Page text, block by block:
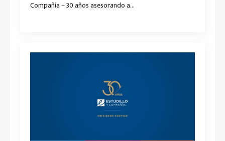
Compañía – 30 años asesorando a…